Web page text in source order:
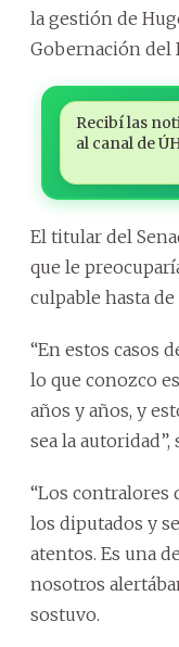
la gestión de
Gobernación del
Recibí las
al canal de
El titular del
que le
culpable hasta
“En estos casos
lo que conozco
años y años, y
sea la autoridad”,
“Los contralores
los diputados y
atentos. Es una
nosotros
sostuvo.